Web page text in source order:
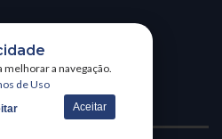
a navegação.
de Uso
Aceitar